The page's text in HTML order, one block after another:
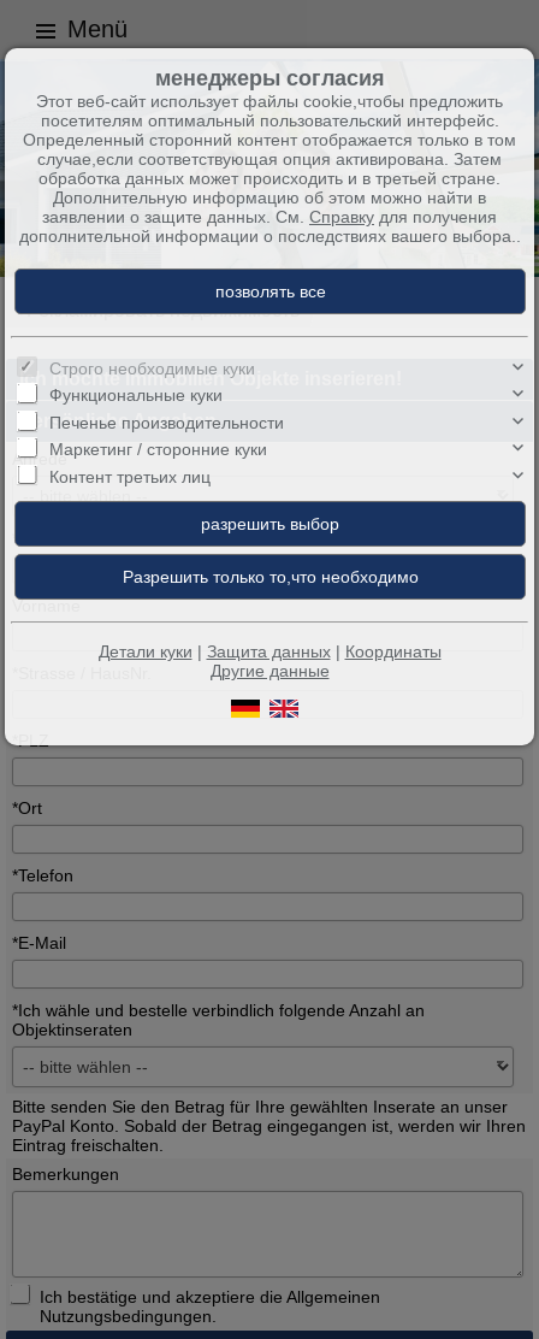
Menü
+Рекламировать недвижимость
Ich möchte Immobilien Objekte inserieren!
Persönliche Angaben
Anrede
*Name
Vorname
*PLZ
*Ort
*Telefon
*E-Mail
*Ich wähle und bestelle verbindlich folgende Anzahl an
Objektinseraten
Bitte senden Sie den Betrag für Ihre gewählten Inserate an unser
PayPal Konto. Sobald der Betrag eingegangen ist, werden wir Ihren
Eintrag freischalten.
Bemerkungen
Ich bestätige und akzeptiere die Allgemeinen
Nutzungsbedingungen.
менеджеры согласия
Этот веб-сайт использует файлы cookie,чтобы предложить
посетителям оптимальный пользовательский интерфейс.
Определенный сторонний контент отображается только в том
случае,если соответствующая опция активирована. Затем
обработка данных может происходить и в третьей стране.
Дополнительную информацию об этом можно найти в
заявлении о защите данных. См. Справку для получения
дополнительной информации о последствиях вашего выбора..
Строго необходимые куки
Функциональные куки
Печенье производительности
Маркетинг / сторонние куки
Контент третьих лиц
Детали куки | Защита данных| Координаты
Другие данные